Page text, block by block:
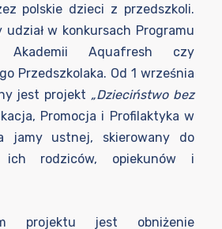
polskie dzieci z przedszkoli.
udział w konkursach Programu
Akademii Aquafresh czy
Przedszkolaka. Od 1 września
jest projekt „Dzieciństwo bez
Promocja i Profilaktyka w
jamy ustnej, skierowany do
ich rodziców, opiekunów i
projektu jest obniżenie